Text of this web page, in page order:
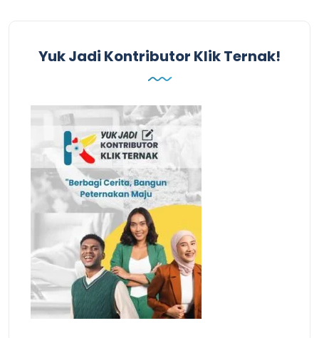
Yuk Jadi Kontributor Klik Ternak!